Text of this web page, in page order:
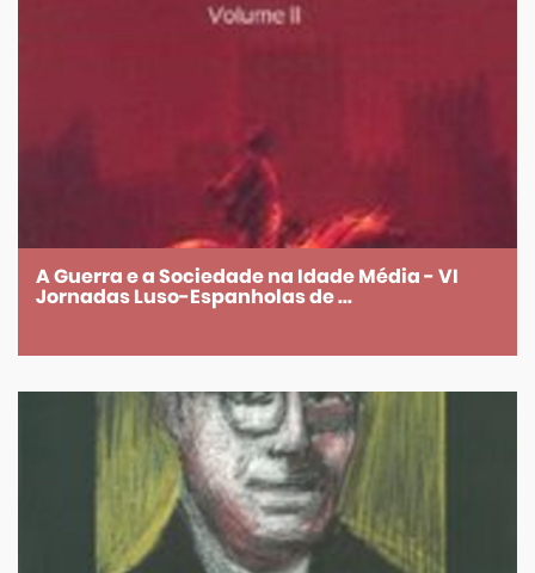
A Guerra e a Sociedade na Idade Média - VI
Jornadas Luso-Espanholas de ...